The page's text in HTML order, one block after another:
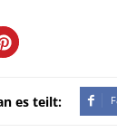
es teilt: